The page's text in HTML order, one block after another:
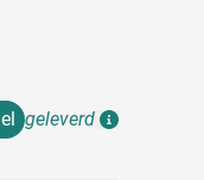
geleverd